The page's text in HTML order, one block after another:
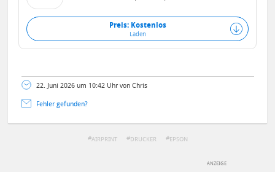
Preis: Kostenlos
Laden
22. Juni 2026 um 10:42 Uhr von Chris
Fehler gefunden?
AIRPRINT DRUCKER EPSON